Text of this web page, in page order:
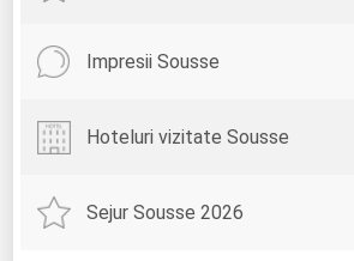
Impresii Sousse
Hoteluri vizitate Sousse
Sejur Sousse 2026